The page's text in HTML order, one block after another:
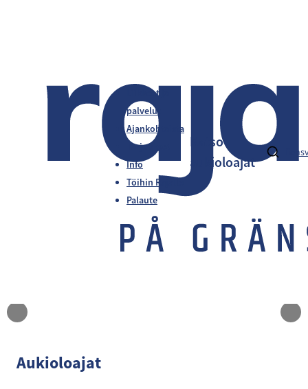
Liikkeet ja
palvelut
Ajankohtaista
Tarjoukset
Info
Töihin Rajalle
Palaute
en
Katso
aukioloajat
Aukioloajat